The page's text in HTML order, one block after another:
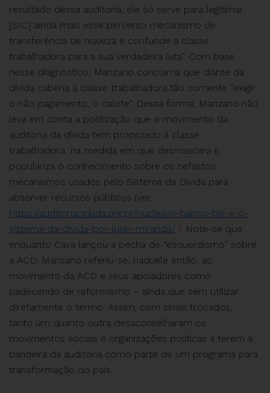
resultado dessa auditoria, ele só serve para legitimar
[SIC] ainda mais esse perverso mecanismo de
transferência de riqueza e confunde a classe
trabalhadora para a sua verdadeira luta”. Com base
nesse diagnóstico, Manzano conclama que diante da
dívida caberia à classe trabalhadora tão somente “exigir
o não pagamento, o calote”. Dessa forma, Manzano não
leva em conta a politização que o movimento da
auditoria da dívida tem propiciado à classe
trabalhadora, na medida em que desmascara e
populariza o conhecimento sobre os nefastos
mecanismos usados pelo Sistema da Dívida para
absorver recursos públicos (ver:
https://auditoriacidada.org.br/nucleo/o-banco-bis-e-o-
sistema-da-divida-por-lujan-miranda/ ). Note-se que
enquanto Cava lançou a pecha de “esquerdismo” sobre
a ACD, Manzano referiu-se, naquele então, ao
movimento da ACD e seus apoiadores como
padecendo de reformismo – ainda que sem utilizar
diretamente o termo. Assim, com sinais trocados,
tanto um quanto outra desaconselharam os
movimentos sociais e organizações políticas a terem a
bandeira da auditoria como parte de um programa para
transformação do país.